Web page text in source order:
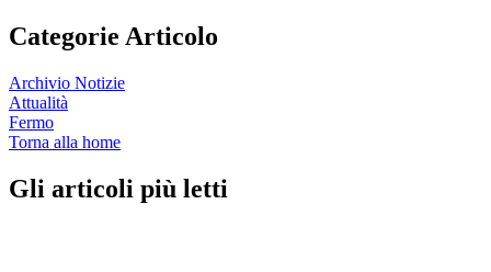
Categorie Articolo
Archivio Notizie
Attualità
Fermo
Torna alla home
Gli articoli più letti